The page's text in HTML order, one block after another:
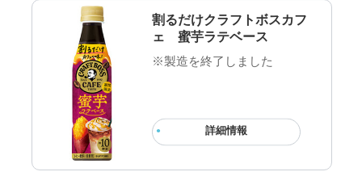
割るだけクラフトボスカフ
ェ 蜜芋ラテベース
※製造を終了しました
詳細情報